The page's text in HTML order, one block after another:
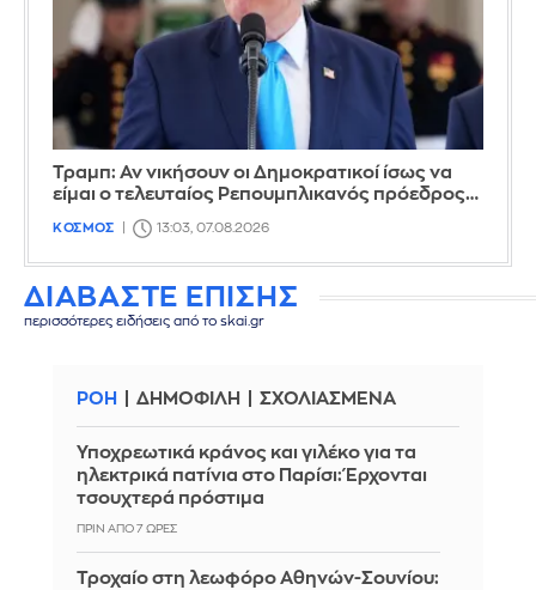
Τραμπ: Αν νικήσουν οι Δημοκρατικοί ίσως να
είμαι ο τελευταίος Ρεπουμπλικανός πρόεδρος…
ΚΟΣΜΟΣ 13:03, 07.08.2026
ΔΙΑΒΑΣΤΕ ΕΠΙΣΗΣ
περισσότερες ειδήσεις από το skai.gr
ΡΟΗ ΔΗΜΟΦΙΛΗ ΣΧΟΛΙΑΣΜΕΝΑ
Υποχρεωτικά κράνος και γιλέκο για τα
ηλεκτρικά πατίνια στο Παρίσι: Έρχονται
τσουχτερά πρόστιμα
ΠΡΙΝ ΑΠΌ 7 ΏΡΕΣ
Τροχαίο στη λεωφόρο Αθηνών-Σουνίου: